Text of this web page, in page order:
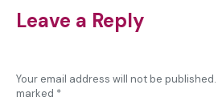
Leave a Reply
Your email address will not be
marked *